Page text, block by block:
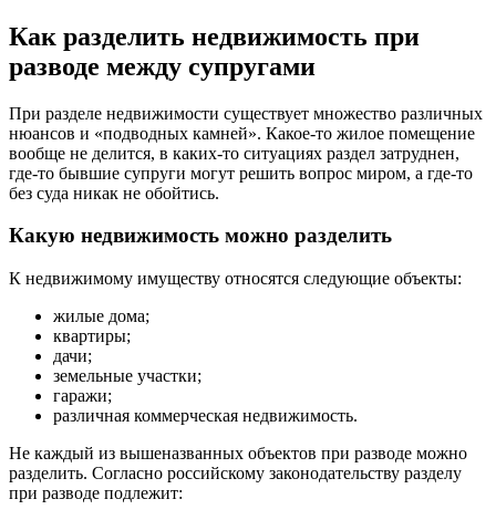
Как разделить недвижимость при
разводе между супругами
При разделе недвижимости существует множество различных
нюансов и «подводных камней». Какое-то жилое помещение
вообще не делится, в каких-то ситуациях раздел затруднен,
где-то бывшие супруги могут решить вопрос миром, а где-то
без суда никак не обойтись.
Какую недвижимость можно разделить
К недвижимому имуществу относятся следующие объекты:
жилые дома;
квартиры;
дачи;
земельные участки;
гаражи;
различная коммерческая недвижимость.
Не каждый из вышеназванных объектов при разводе можно
разделить. Согласно российскому законодательству разделу
при разводе подлежит: